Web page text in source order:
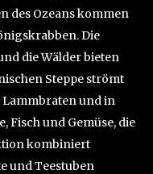
des Ozeans kommen
Die
die Wälder bieten
Steppe strömt
Lammbraten und in
Fisch und Gemüse, die
kombiniert
und Teestuben